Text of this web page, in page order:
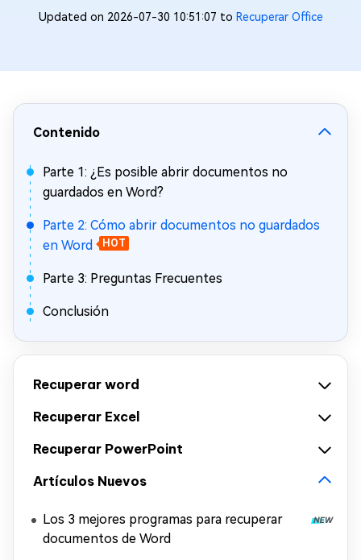
Updated on 2026-07-30 10:51:07 to Recuperar Office
Contenido
Parte 1: ¿Es posible abrir documentos no
guardados en Word?
Parte 2: Cómo abrir documentos no guardados
en Word
HOT
Parte 3: Preguntas Frecuentes
Conclusión
Recuperar word
Recuperar Excel
Recuperar PowerPoint
Artículos Nuevos
Los 3 mejores programas para recuperar
documentos de Word